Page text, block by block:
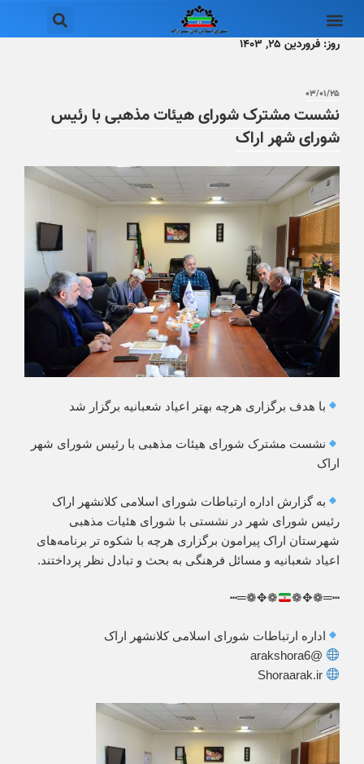
روز: فروردین ۲۵, ۱۴۰۳
۰۳/۰۱/۲۵
نشست مشترک شورای هیئات مذهبی با رئیس
شورای شهر اراک
با هدف برگزاری هرچه بهتر اعیاد شعبانیه برگزار شد
نشست مشترک شورای هیئات مذهبی با رئیس شورای شهر
اراک
به گزارش اداره ارتباطات شورای اسلامی کلانشهر اراک
رئیس شورای شهر در نشستی با شورای هئیات مذهبی
شهرستان اراک پیرامون برگزاری هرچه با شکوه تر برنامه‌های
اعیاد شعبانیه و مسائل فرهنگی به بحث و تبادل نظر پرداختند.
┅═❁✥❁
❁✥❁═┅
اداره ارتباطات شورای اسلامی کلانشهر اراک
@arakshora6
Shoraarak.ir